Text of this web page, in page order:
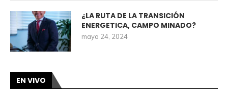
¿LA RUTA DE LA TRANSICIÓN
ENERGETICA, CAMPO MINADO?
mayo 24, 2024
EN VIVO